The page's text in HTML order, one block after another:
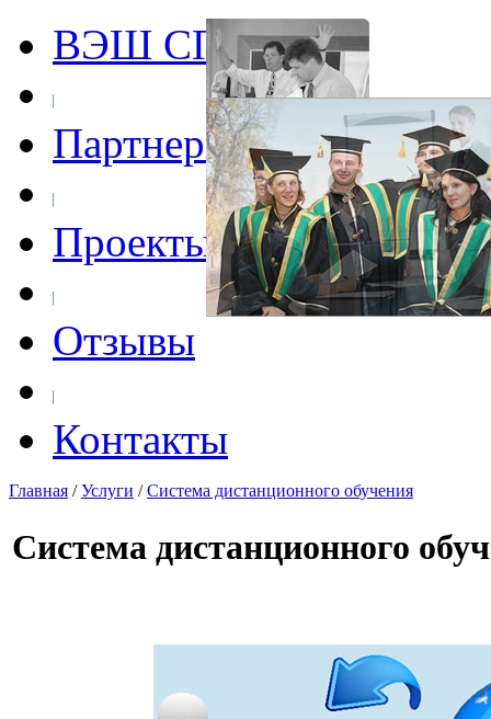
ВЭШ СПбГЭУ
Партнеры
Проекты
Отзывы
Контакты
Главная /Услуги /Система дистанционного обучения
Система дистанционного